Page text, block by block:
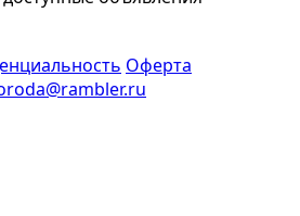
Оферта